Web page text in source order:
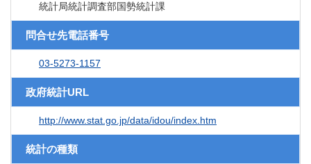
統計局統計調査部国勢統計課
問合せ先電話番号
03-5273-1157
政府統計URL
http://www.stat.go.jp/data/idou/index.htm
統計の種類